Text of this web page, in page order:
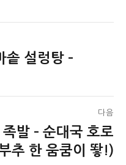
솥 설렁탕 –
다음
발 – 순대국 호로
추 한 움쿰이 뙇!)